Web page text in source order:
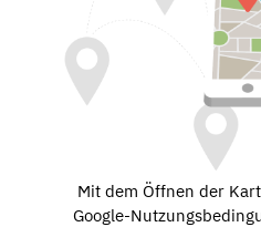
Mit dem Öffnen der
Google-